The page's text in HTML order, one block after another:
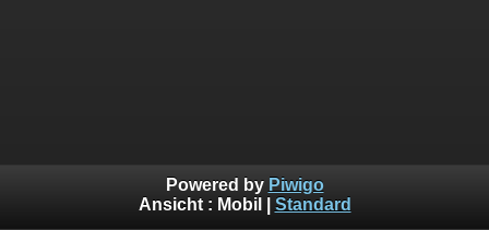
Powered by Piwigo
Ansicht : Mobil Standard